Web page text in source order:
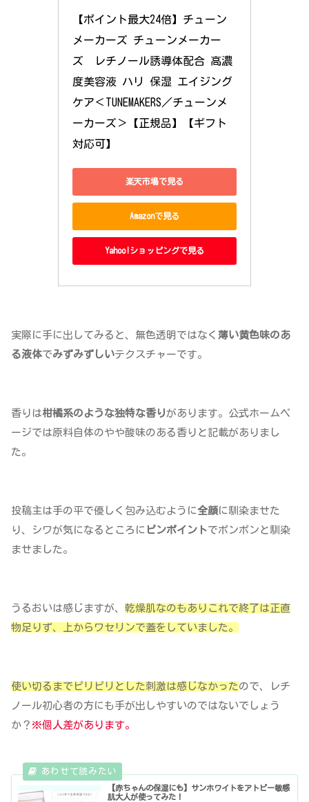
【ポイント最大24倍】チューン
メーカーズ チューンメーカー
ズ　レチノール誘導体配合 高濃
度美容液 ハリ 保湿 エイジング
ケア＜TUNEMAKERS／チューンメ
ーカーズ＞【正規品】【ギフト
対応可】
楽天市場で見る
Amazonで見る
Yahoo!ショッピングで見る
実際に手に出してみると、無色透明ではなく 薄い黄色味のあ
る液体でみずみずしいテクスチャーです。
香りは柑橘系のような独特な香りがあります。公式ホームペ
ージでは原料自体のやや酸味のある香りと記載がありまし
た。
投稿主は手の平で優しく包み込むように全顔に馴染ませた
り、シワが気になるところに ピンポイントでポンポンと馴染
ませました。
うるおいは感じますが、 乾燥肌なのもありこれで終了は正直
物足りず、上からワセリンで蓋をしていました。
使い切るまでピリピリとした刺激は感じなかったので、レチ
ノール初心者の方にも手が出しやすいのではないでしょう
か？ ※個人差があります。
【赤ちゃんの保湿にも】サンホワイトをアトピー敏感
肌大人が使ってみた！